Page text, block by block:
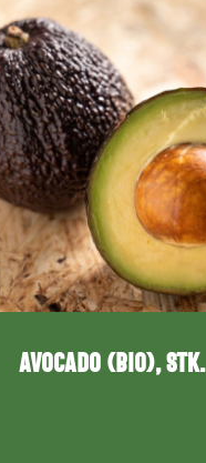
Avocado (Bio), Stk.